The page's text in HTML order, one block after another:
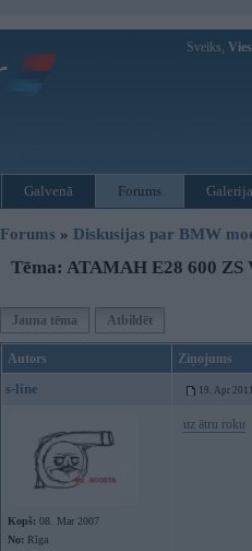
Sveiks,
Galvenā Forums
Forums » Diskusijas par BMW
Tēma: ATAMAH E28 600 ZS
Jauna tēma Atbildēt
Autors Ziņojums
s-line 19. Apr
Kopš: 08. Mar 2007
No: Rīga
uz ātru roku